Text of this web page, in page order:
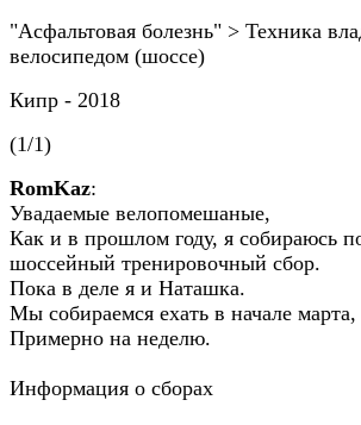
"Асфальтовая болезнь" > Техника
велосипедом (шоссе)
Кипр - 2018
(1/1)
RomKaz:
Увадаемые велопомешаные,
Как и в прошлом году, я собираюсь
шоссейный тренировочный сбор.
Пока в деле я и Наташка.
Мы собираемся ехать в начале
Примерно на неделю.
Информация о сборах